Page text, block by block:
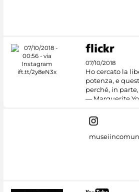
07/10/2018
Ho cercato la
potenza, e
perché, in
— Marguerite